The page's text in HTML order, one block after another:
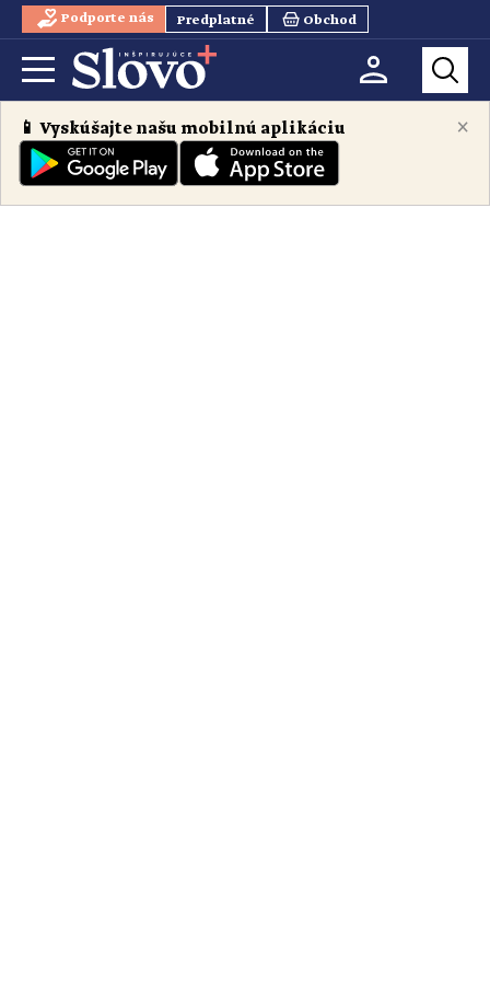
Podporte nás Predplatné Obchod
×
📱 Vyskúšajte našu mobilnú aplikáciu